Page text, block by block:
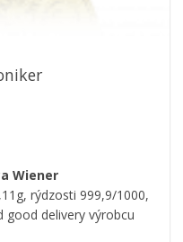
Wiener
rýdzosti 999,9/1000,
good delivery výrobcu